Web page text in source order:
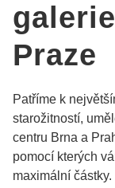
Praze
Patříme k
starožitností,
centru Brna a
pomocí kterých
maximální částky.